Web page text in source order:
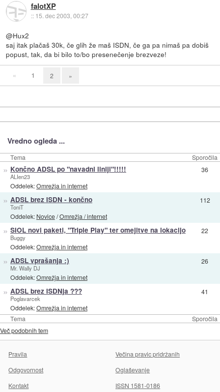
falotXP
:: 15. dec 2003, 00:27
@Hux2
saj itak plačaš 30k, če glih že maš ISDN, če ga pa nimaš pa dobiš
popust, tak, da bi bilo to/bo presenečenje brezveze!
« 1 2 »
Vredno ogleda ...
Tema Sporočila
Tema Sporočila
» Končno ADSL po "navadni liniji"!!!!!
ALIen23
Oddelek:Omrežja in internet
36
» ADSL brez ISDN - končno
ToniT
Oddelek: Novice/Omrežja / internet
112
» SIOL novi paketi, "Triple Play" ter omejitve na lokacijo
Buggy
Oddelek:Omrežja in internet
22
» ADSL vprašanja :)
Mr. Wally DJ
Oddelek:Omrežja in internet
26
» ADSL brez ISDNja ???
Poglavarcek
Oddelek:Omrežja in internet
41
Več podobnih tem
Pravila
Večina pravic pridržanih
Odgovornost
Oglaševanje
Kontakt
ISSN 1581-0186